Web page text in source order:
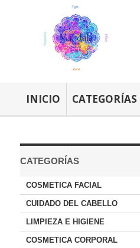
INICIO CATEGORÍAS
CATEGORÍAS
COSMETICA FACIAL
CUIDADO DEL CABELLO
LIMPIEZA E HIGIENE
COSMETICA CORPORAL